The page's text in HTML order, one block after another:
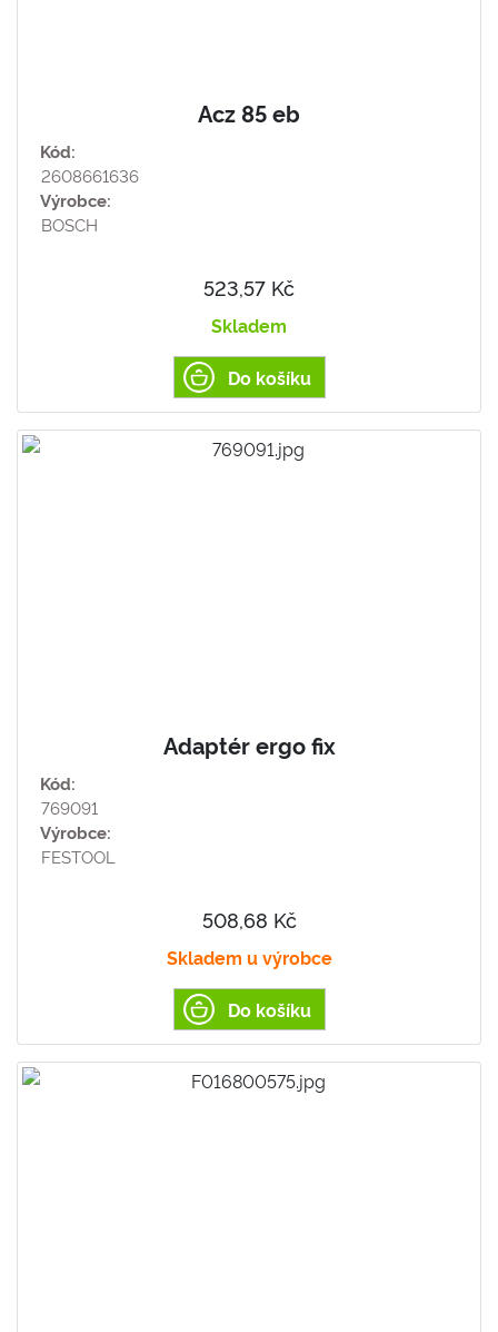
Acz 85 eb
Kód:
2608661636
Výrobce:
BOSCH
523,57 Kč
Skladem
Do košíku
Adaptér ergo fix
Kód:
769091
Výrobce:
FESTOOL
508,68 Kč
Skladem u výrobce
Do košíku